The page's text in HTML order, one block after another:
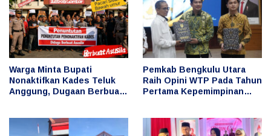
Warga Minta Bupati
Nonaktifkan Kades Teluk
Anggung, Dugaan Berbuat
Pemkab Bengkulu Utara
Raih Opini WTP Pada Tahun
Pertama Kepemimpinan